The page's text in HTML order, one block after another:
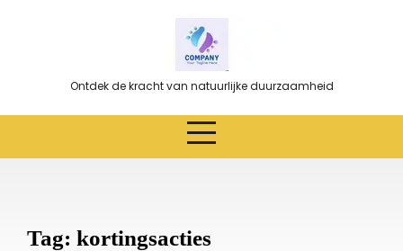
Ontdek de kracht van natuurlijke duurzaamheid
Tag: kortingsacties